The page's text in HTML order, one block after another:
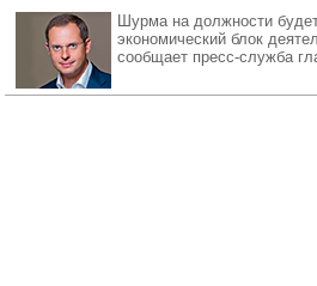
Шурма на должности
экономический блок
сообщает пресс-служба